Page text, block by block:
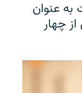
به عنوان
چهار